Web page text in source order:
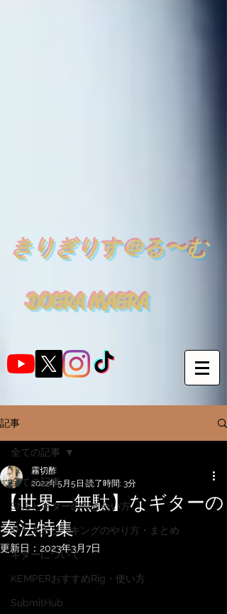
きりぎりす＠る〜む
DOGRA MAGRA
記事
全ての記事
SNSとギターの向き合い方
サークルピッキングのやり方・まとめ
ギターについて
KEMPERおすすめRig・使い方
SubmitHub
全ての記事
【世界一無駄】なギターの
奏法特集
霧切酢
2022年5月5日 読了時間: 3分
更新日： 2023年3月7日